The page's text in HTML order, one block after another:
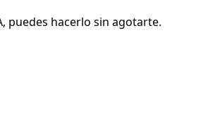
puedes hacerlo sin agotarte.